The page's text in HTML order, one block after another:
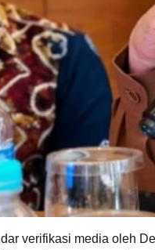
verifikasi media oleh